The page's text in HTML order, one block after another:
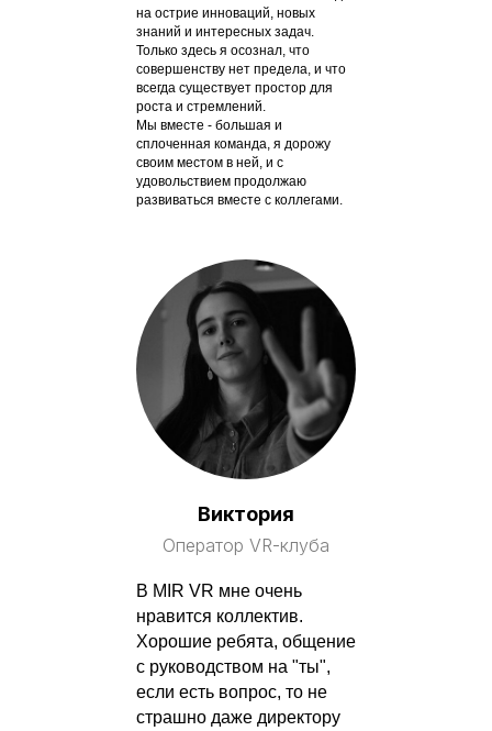
на острие инноваций, новых
знаний и интересных задач.
Только здесь я осознал, что
совершенству нет предела, и что
всегда существует простор для
роста и стремлений.
Мы вместе - большая и
сплоченная команда, я дорожу
своим местом в ней, и с
удовольствием продолжаю
развиваться вместе с коллегами.
Виктория
Оператор VR-клуба
В MIR VR мне очень
нравится коллектив.
Хорошие ребята, общение
с руководством на "ты",
если есть вопрос, то не
страшно даже директору